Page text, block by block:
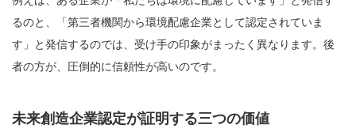
るのと、「第三者機関から環境配慮企業として認定されていま
す」と発信するのでは、受け手の印象がまったく異なります。後
者の方が、圧倒的に信頼性が高いのです。
未来創造企業認定が証明する三つの価値